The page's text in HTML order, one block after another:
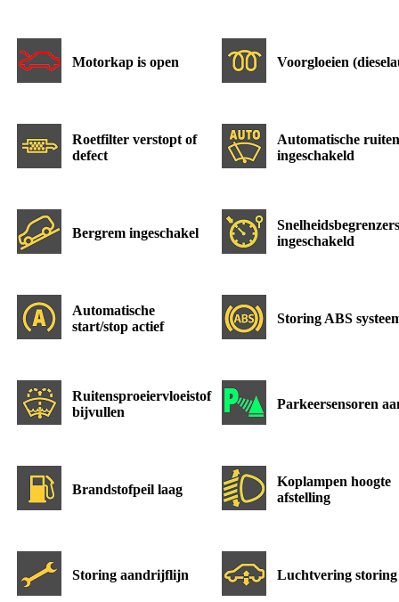
Motorkap is open Voorgloeien
Roetfilter verstopt of
defect
Automatische
ingeschakeld
Bergrem ingeschakel
ingeschakeld
Automatische
start/stop actief
Storing ABS
Ruitensproeiervloeistof
bijvullen
Parkeersensoren
Brandstofpeil laag
Koplampen hoogte
afstelling
Storing aandrijflijn Luchtvering storing